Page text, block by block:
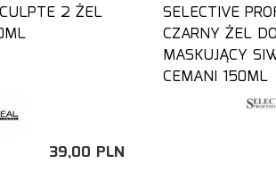
2 ŻEL
39,00 PLN
SELECTIVE
CZARNY ŻEL
MASKUJĄCY
CEMANI 150ML